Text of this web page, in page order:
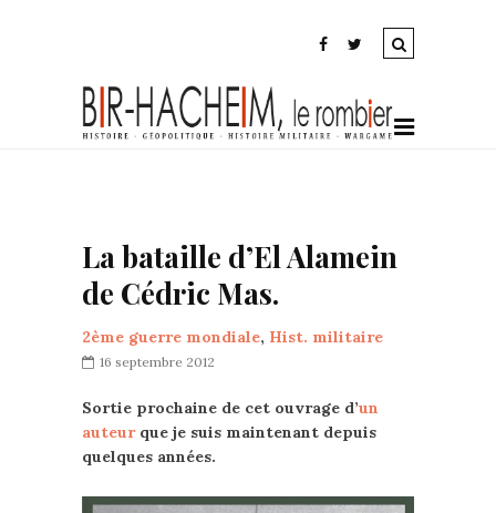
La bataille d’El Alamein
de Cédric Mas.
2ème guerre mondiale, Hist. militaire
16 septembre 2012
Sortie prochaine de cet ouvrage d’un
auteurque je suis maintenant depuis
quelques années.